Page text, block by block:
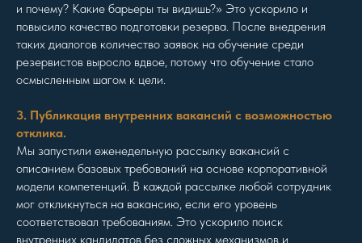
и почему? Какие барьеры ты видишь?» Это ускорило и
повысило качество подготовки резерва. После внедрения
таких диалогов количество заявок на обучение среди
резервистов выросло вдвое, потому что обучение стало
осмысленным шагом к цели.
3. Публикация внутренних вакансий с возможностью
отклика.
Мы запустили еженедельную рассылку вакансий с
описанием базовых требований на основе корпоративной
модели компетенций. В каждой рассылке любой сотрудник
мог откликнуться на вакансию, если его уровень
соответствовал требованиям. Это ускорило поиск
внутренних кандидатов без сложных механизмов и